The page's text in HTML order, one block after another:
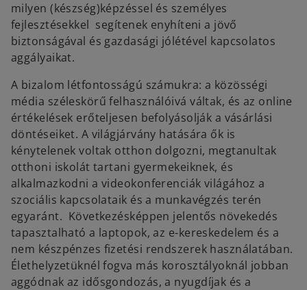
milyen (készség)képzéssel és személyes
fejlesztésekkel segítenek enyhíteni a jövő
biztonságával és gazdasági jólétével kapcsolatos
aggályaikat.
A bizalom létfontosságú számukra: a közösségi
média széleskörű felhasználóivá váltak, és az online
értékelések erőteljesen befolyásolják a vásárlási
döntéseiket. A világjárvány hatására ők is
kénytelenek voltak otthon dolgozni, megtanultak
otthoni iskolát tartani gyermekeiknek, és
alkalmazkodni a videokonferenciák világához a
szociális kapcsolataik és a munkavégzés terén
egyaránt. Következésképpen jelentős növekedés
tapasztalható a laptopok, az e-kereskedelem és a
nem készpénzes fizetési rendszerek használatában.
Élethelyzetüknél fogva más korosztályoknál jobban
aggódnak az idősgondozás, a nyugdíjak és a